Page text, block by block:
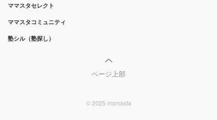
ママスタセレクト
ママスタコミュニティ
塾シル（塾探し）
ページ上部
© 2025 mamasta